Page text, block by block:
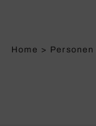
Home > Personen